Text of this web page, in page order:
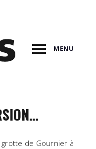
MENU
de Gournier à